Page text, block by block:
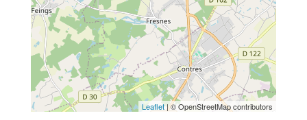
Leaflet | © OpenStreetMap contributors